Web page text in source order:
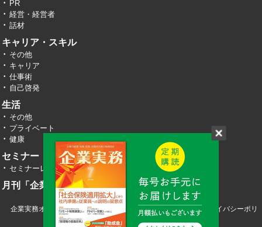
PR
経営・経営者
話材
キャリア・スキル
その他
キャリア
仕事術
自己啓発
生活
その他
プライベート
健康
セミナー・イベント
セミナーレポート
月刊「企業実務」
企業実務オンライン TOP 運営会社 お問い合わせ
プライバシーポリ